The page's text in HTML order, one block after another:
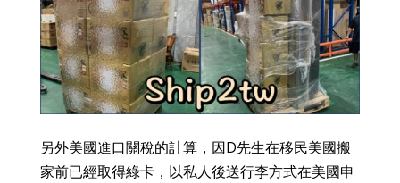
另外美國進口關稅的計算，因D先生在移民美國搬
家前已經取得綠卡，以私人後送行李方式在美國申